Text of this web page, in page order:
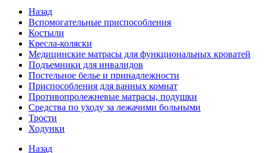
Назад
Вспомогательные приспособления
Костыли
Кресла-коляски
Медицинские матрасы для функциональных кроватей
Подъемники для инвалидов
Постельное белье и принадлежности
Приспособления для ванных комнат
Противопролежневые матрасы, подушки
Средства по уходу за лежачими больными
Трости
Ходунки
Назад